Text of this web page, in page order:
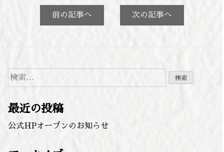
前の記事へ 次の記事へ
検
索:
最近の投稿
公式HPオープンのお知らせ